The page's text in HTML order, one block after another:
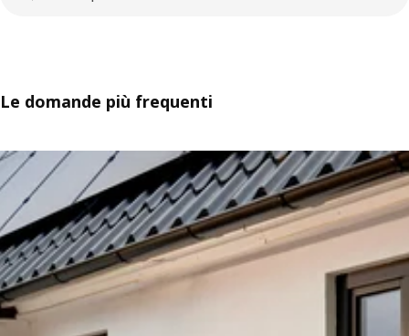
Le domande più frequenti